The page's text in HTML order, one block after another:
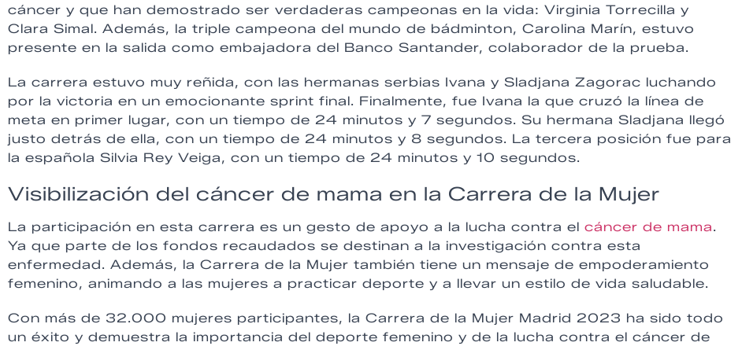
cáncer y que han demostrado ser verdaderas campeonas en la vida: Virginia Torrecilla y
Clara Simal. Además, la triple campeona del mundo de bádminton, Carolina Marín, estuvo
presente en la salida como embajadora del Banco Santander, colaborador de la prueba.
La carrera estuvo muy reñida, con las hermanas serbias Ivana y Sladjana Zagorac luchando
por la victoria en un emocionante sprint final. Finalmente, fue Ivana la que cruzó la línea de
meta en primer lugar, con un tiempo de 24 minutos y 7 segundos. Su hermana Sladjana llegó
justo detrás de ella, con un tiempo de 24 minutos y 8 segundos. La tercera posición fue para
la española Silvia Rey Veiga, con un tiempo de 24 minutos y 10 segundos.
Visibilización del cáncer de mama en la Carrera de la Mujer
La participación en esta carrera es un gesto de apoyo a la lucha contra el cáncer de mama.
Ya que parte de los fondos recaudados se destinan a la investigación contra esta
enfermedad. Además, la Carrera de la Mujer también tiene un mensaje de empoderamiento
femenino, animando a las mujeres a practicar deporte y a llevar un estilo de vida saludable.
Con más de 32.000 mujeres participantes, la Carrera de la Mujer Madrid 2023 ha sido todo
un éxito y demuestra la importancia del deporte femenino y de la lucha contra el cáncer de